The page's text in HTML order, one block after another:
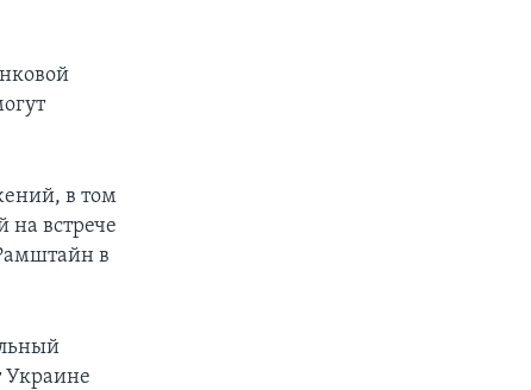
в том
на встрече
в
Украине